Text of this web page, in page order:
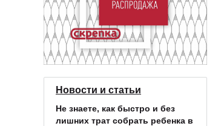
Новости и статьи
Не знаете, как быстро и без
лишних трат собрать ребенка в